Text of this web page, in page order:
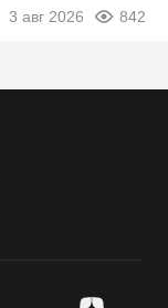
3 авг 2026 842